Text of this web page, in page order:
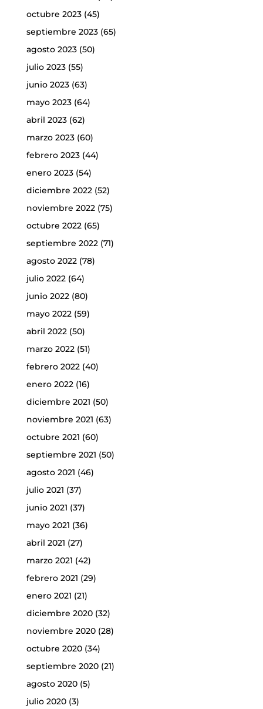
octubre 2023(45)
septiembre 2023(65)
agosto 2023(50)
julio 2023(55)
junio 2023(63)
mayo 2023(64)
abril 2023(62)
marzo 2023(60)
febrero 2023(44)
enero 2023(54)
diciembre 2022(52)
noviembre 2022(75)
octubre 2022(65)
septiembre 2022(71)
agosto 2022(78)
julio 2022(64)
junio 2022(80)
mayo 2022(59)
abril 2022(50)
marzo 2022(51)
febrero 2022(40)
enero 2022(16)
diciembre 2021 (50)
noviembre 2021 (63)
octubre 2021 (60)
septiembre 2021 (50)
agosto 2021 (46)
julio 2021 (37)
junio 2021 (37)
mayo 2021 (36)
abril 2021 (27)
marzo 2021 (42)
febrero 2021 (29)
enero 2021 (21)
diciembre 2020(32)
noviembre 2020(28)
octubre 2020(34)
septiembre 2020(21)
agosto 2020(5)
julio 2020(3)